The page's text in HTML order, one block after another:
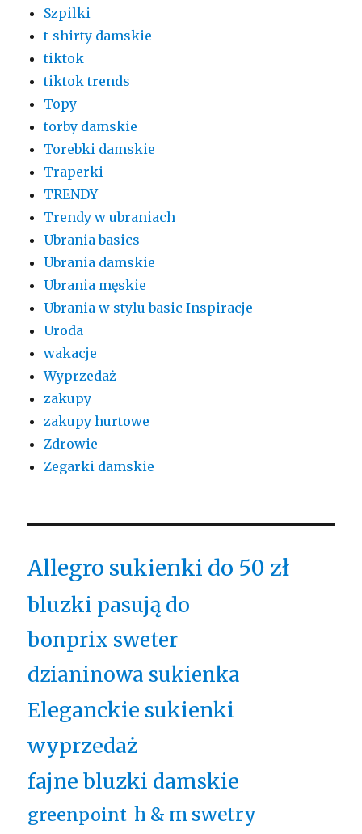
Szpilki
t-shirty damskie
tiktok
tiktok trends
Topy
torby damskie
Torebki damskie
Traperki
TRENDY
Trendy w ubraniach
Ubrania basics
Ubrania damskie
Ubrania męskie
Ubrania w stylu basic Inspiracje
Uroda
wakacje
Wyprzedaż
zakupy
zakupy hurtowe
Zdrowie
Zegarki damskie
Allegro sukienki do 50 zł
bluzki pasują do
bonprix sweter
dzianinowa sukienka
Eleganckie sukienki
wyprzedaż
fajne bluzki damskie
greenpoint h & m swetry